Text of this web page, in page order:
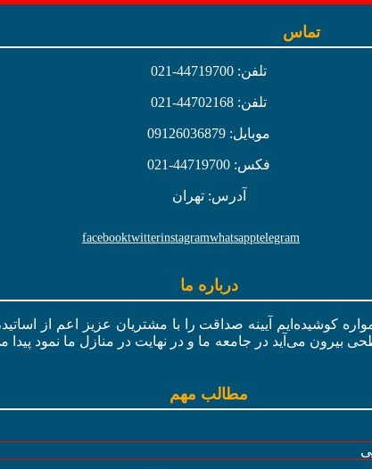
تماس
تلفن: 44719700-021
تلفن: 44702168-021
موبایل: 09126036879
فکس: 44719700-021
آدرس: تهران
telegram
whatsapp
instagram
twitter
facebook
درباره ما
کوشیده‌ایم آیینه صداقت را با مشتریان عزیز اعم از
بیرون می‌آید در جامعه ما و در نهایت در منازل ما نمود
مطالب مهم